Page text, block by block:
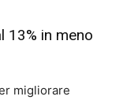
13% in meno
migliorare